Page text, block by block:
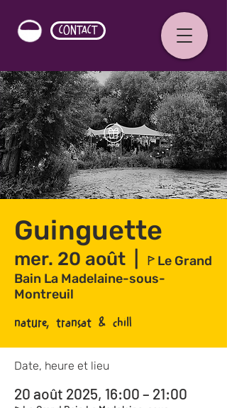
CONTACT
Guinguette
mer. 20 août
ꚰ Le Grand
Bain La Madelaine-sous-
Montreuil
nature, transat & chill
Date, heure et lieu
20 août 2025, 16:00 – 21:00